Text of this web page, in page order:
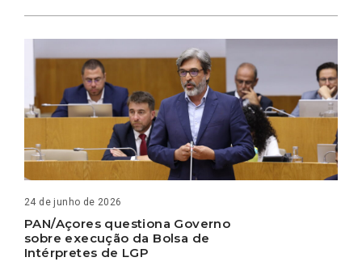
24 de junho de 2026
PAN/Açores questiona Governo
sobre execução da Bolsa de
Intérpretes de LGP